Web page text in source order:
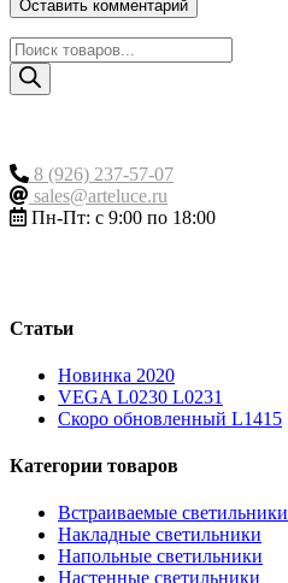
Поиск
товаров
8 (926) 237-57-07
sales@arteluce.ru
Пн-Пт: с 9:00 по 18:00
Статьи
Новинка 2020
VEGA L0230 L0231
Скоро обновленный L1415
Категории товаров
Встраиваемые светильники
Накладные светильники
Напольные светильники
Настенные светильники